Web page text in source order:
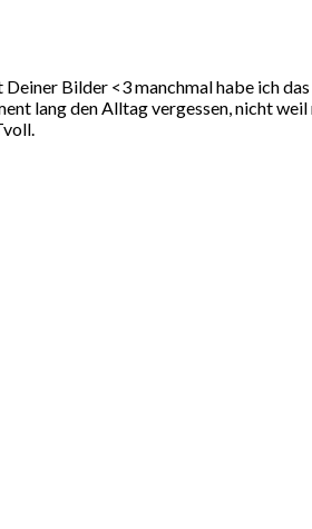
Bilder <3 manchmal habe ich
lang den Alltag vergessen, nicht